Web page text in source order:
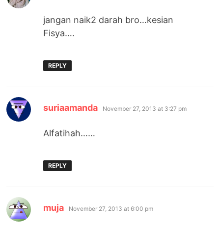
jangan naik2 darah bro…kesian
Fisya….
REPLY
suriaamanda says:
November 27, 2013 at 3:27 pm
Alfatihah……
REPLY
muja says:
November 27, 2013 at 6:00 pm